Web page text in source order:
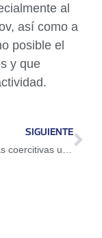
al
así como a
posible el
y que
SIGUIENTE
Mil 40 medidas coercitivas unilaterales se mantienen activas contra el país